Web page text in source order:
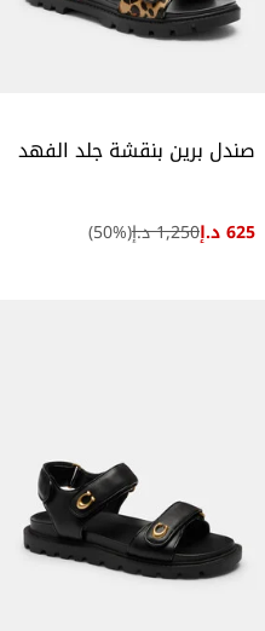
صندل برين بنقشة جلد الفهد
625 د.إ 1,250 د.إ (
50%)